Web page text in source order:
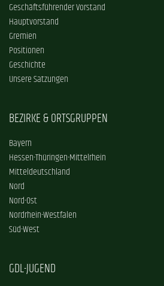
Geschäftsführender Vorstand
Hauptvorstand
Gremien
Positionen
Geschichte
Unsere Satzungen
BEZIRKE & ORTSGRUPPEN
Bayern
Hessen-Thüringen-Mittelrhein
Mitteldeutschland
Nord
Nord-Ost
Nordrhein-Westfalen
Süd-West
GDL-JUGEND